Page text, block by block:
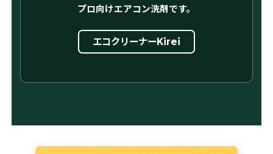
プロ向けエアコン洗剤です。
エコクリーナーKirei